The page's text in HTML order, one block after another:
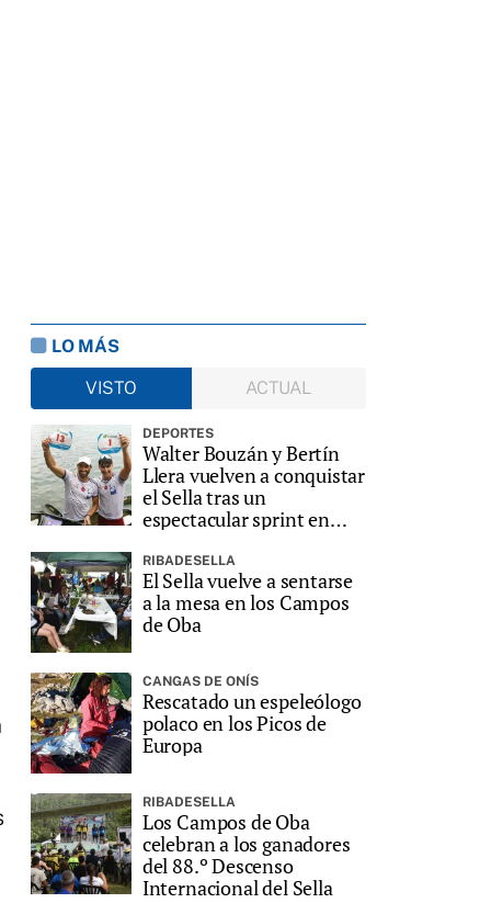
LO MÁS
VISTO
ACTUAL
DEPORTES
Walter Bouzán y Bertín
Llera vuelven a conquistar
el Sella tras un
espectacular sprint en
RIBADESELLA
El Sella vuelve a sentarse
a la mesa en los Campos
de Oba
CANGAS DE ONÍS
Rescatado un espeleólogo
polaco en los Picos de
Europa
RIBADESELLA
Los Campos de Oba
celebran a los ganadores
del 88.º Descenso
Internacional del Sella